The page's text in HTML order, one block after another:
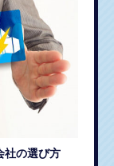
社の選び方